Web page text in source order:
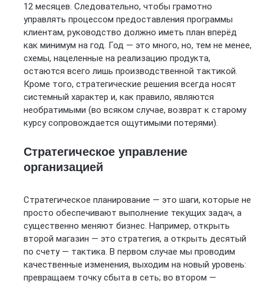
12 месяцев. Следовательно, чтобы грамотно
управлять процессом предоставления программы
клиентам, руководство должно иметь план вперёд
как минимум на год. Год — это много, но, тем не менее,
схемы, нацеленные на реализацию продукта,
остаются всего лишь производственной тактикой.
Кроме того, стратегические решения всегда носят
системный характер и, как правило, являются
необратимыми (во всяком случае, возврат к старому
курсу сопровождается ощутимыми потерями).
Стратегическое управление
организацией
Стратегическое планирование — это шаги, которые не
просто обеспечивают выполнение текущих задач, а
существенно меняют бизнес. Например, открыть
второй магазин — это стратегия, а открыть десятый
по счету — тактика. В первом случае мы проводим
качественные изменения, выходим на новый уровень:
превращаем точку сбыта в сеть; во втором —